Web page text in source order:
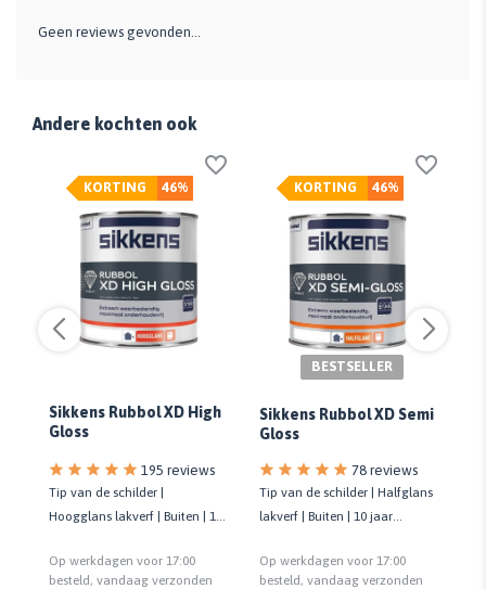
Geen reviews gevonden...
Andere kochten ook
46%
KORTING
Sikkens Rubbol XD High
Gloss
195 reviews
Tip van de schilder |
Hoogglans lakverf | Buiten | 10
Op werkdagen voor 17:00
besteld, vandaag verzonden
46%
KORTING
BESTSELLER
Sikkens Rubbol XD Semi
Gloss
78 reviews
Tip van de schilder | Halfglans
lakverf | Buiten | 10 jaar
Op werkdagen voor 17:00
besteld, vandaag verzonden